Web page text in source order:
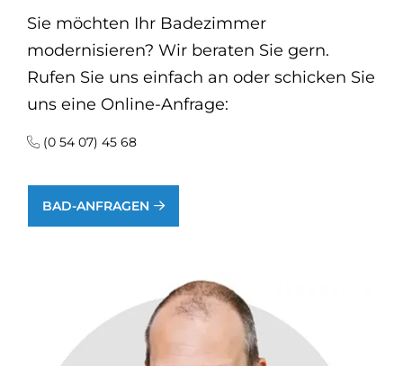
Sie möchten Ihr Badezimmer
modernisieren? Wir beraten Sie gern.
Rufen Sie uns einfach an oder schicken Sie
uns eine Online-Anfrage:
(0 54 07) 45 68
BAD-ANFRAGEN